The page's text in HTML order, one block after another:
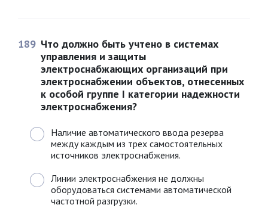
189 Что должно быть учтено в системах
управления и защиты
электроснабжающих организаций при
электроснабжении объектов, отнесенных
к особой группе I категории надежности
электроснабжения?
Наличие автоматического ввода резерва
между каждым из трех самостоятельных
источников электроснабжения.
Линии электроснабжения не должны
оборудоваться системами автоматической
частотной разгрузки.